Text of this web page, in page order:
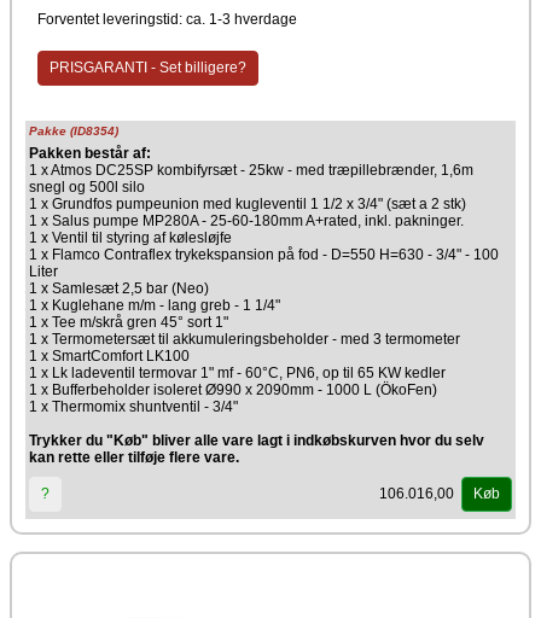
Lavt strømforbrug
side
Stor indfyringslåge
Producent
Atmos
Forventet leveringstid: ca. 1-3 hverdage
PRISGARANTI - Set billigere?
Pakke (ID8354)
Pakken består af:
1 x Atmos DC25SP kombifyrsæt - 25kw - med træpillebrænder, 1,6m
snegl og 500l silo
1 x Grundfos pumpeunion med kugleventil 1 1/2 x 3/4" (sæt a 2 stk)
1 x Salus pumpe MP280A - 25-60-180mm A+rated, inkl. pakninger.
1 x Ventil til styring af kølesløjfe
1 x Flamco Contraflex trykekspansion på fod - D=550 H=630 - 3/4" - 100
Liter
1 x Samlesæt 2,5 bar (Neo)
1 x Kuglehane m/m - lang greb - 1 1/4"
1 x Tee m/skrå gren 45° sort 1"
1 x Termometersæt til akkumuleringsbeholder - med 3 termometer
1 x SmartComfort LK100
1 x Lk ladeventil termovar 1" mf - 60°C, PN6, op til 65 KW kedler
1 x Bufferbeholder isoleret Ø990 x 2090mm - 1000 L (ÖkoFen)
1 x Thermomix shuntventil - 3/4"
Trykker du "Køb" bliver alle vare lagt i indkøbskurven hvor du selv
kan rette eller tilføje flere vare.
? 106.016,00 Køb